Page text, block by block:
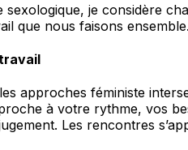
sexologique, je considère
que nous faisons ensemble.
approches féministe
à votre rythme, vos
Les rencontres